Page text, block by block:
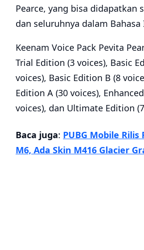
Pearce, yang bisa didapatkan
dan seluruhnya dalam Bahasa
Keenam Voice Pack Pevita
Trial Edition (3 voices), Basic
voices), Basic Edition B (8
Edition A (30 voices),
voices), dan Ultimate Edition
Baca juga: PUBG Mobile Rilis
M6, Ada Skin M416 Glacier